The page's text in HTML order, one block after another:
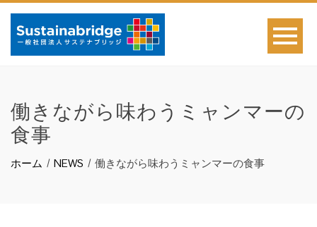
働きながら味わうミャンマーの
食事
ホーム NEWS 働きながら味わうミャンマーの食事